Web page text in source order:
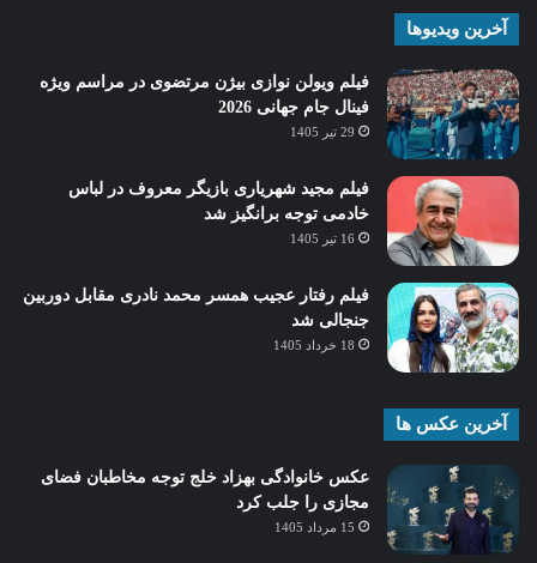
آخرین ویدیوها
فیلم ویولن نوازی بیژن مرتضوی در مراسم ویژه
فینال جام جهانی 2026
29 تیر 1405
فیلم مجید شهریاری بازیگر معروف در لباس
خادمی توجه برانگیز شد
16 تیر 1405
فیلم رفتار عجیب همسر محمد نادری مقابل دوربین
جنجالی شد
18 خرداد 1405
آخرین عکس ها
عکس خانوادگی بهزاد خلج توجه مخاطبان فضای
مجازی را جلب کرد
15 مرداد 1405